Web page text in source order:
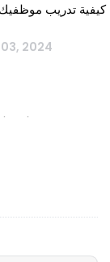
كيفية تدريب
2024
طرق